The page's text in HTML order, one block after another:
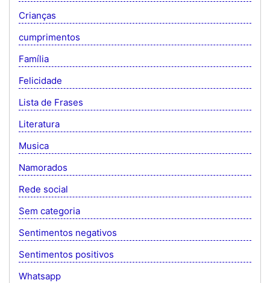
Crianças
cumprimentos
Família
Felicidade
Lista de Frases
Literatura
Musica
Namorados
Rede social
Sem categoria
Sentimentos negativos
Sentimentos positivos
Whatsapp